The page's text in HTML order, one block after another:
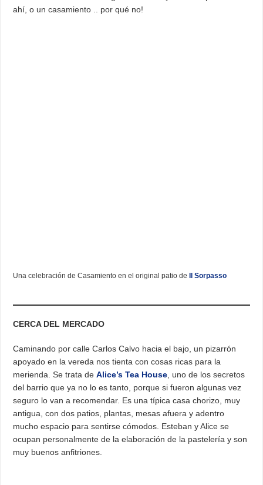
ahí, o un casamiento .. por qué no!
Una celebración de Casamiento en el original patio deIl Sorpasso
CERCA DEL MERCADO
Caminando por calle Carlos Calvo hacia el bajo, un pizarrón
apoyado en la vereda nos tienta con cosas ricas para la
merienda. Se trata deAlice’s Tea House, uno de los secretos
del barrio que ya no lo es tanto, porque si fueron algunas vez
seguro lo van a recomendar. Es una típica casa chorizo, muy
antigua, con dos patios, plantas, mesas afuera y adentro
mucho espacio para sentirse cómodos. Esteban y Alice se
ocupan personalmente de la elaboración de la pastelería y son
muy buenos anfitriones.